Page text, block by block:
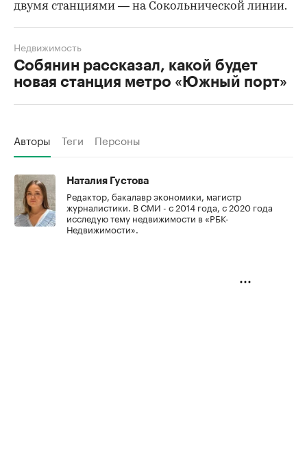
двумя станциями — на Сокольнической линии.
Собянин рассказал, какой будет
новая станция метро «Южный порт»
Недвижимость
Авторы Теги Персоны
Наталия Густова
Редактор, бакалавр экономики, магистр
журналистики. В СМИ - с 2014 года, с 2020 года
исследую тему недвижимости в «РБК-
Недвижимости».